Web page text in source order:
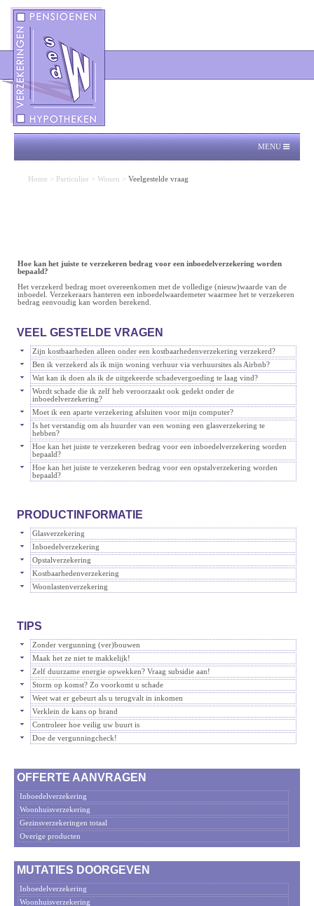
MENU
Home > Particulier > Wonen > Veelgestelde vraag
Hoe kan het juiste te verzekeren bedrag voor een inboedelverzekering worden
bepaald?
Het verzekerd bedrag moet overeenkomen met de volledige (nieuw)waarde van de
inboedel. Verzekeraars hanteren een inboedelwaardemeter waarmee het te verzekeren
bedrag eenvoudig kan worden berekend.
VEEL GESTELDE VRAGEN
Zijn kostbaarheden alleen onder een kostbaarhedenverzekering verzekerd?
Ben ik verzekerd als ik mijn woning verhuur via verhuursites als Airbnb?
Wat kan ik doen als ik de uitgekeerde schadevergoeding te laag vind?
Wordt schade die ik zelf heb veroorzaakt ook gedekt onder de
inboedelverzekering?
Moet ik een aparte verzekering afsluiten voor mijn computer?
Is het verstandig om als huurder van een woning een glasverzekering te
hebben?
Hoe kan het juiste te verzekeren bedrag voor een inboedelverzekering worden
bepaald?
Hoe kan het juiste te verzekeren bedrag voor een opstalverzekering worden
bepaald?
PRODUCTINFORMATIE
Glasverzekering
Inboedelverzekering
Opstalverzekering
Kostbaarhedenverzekering
Woonlastenverzekering
TIPS
Zonder vergunning (ver)bouwen
Maak het ze niet te makkelijk!
Zelf duurzame energie opwekken? Vraag subsidie aan!
Storm op komst? Zo voorkomt u schade
Weet wat er gebeurt als u terugvalt in inkomen
Verklein de kans op brand
Controleer hoe veilig uw buurt is
Doe de vergunningcheck!
OFFERTE AANVRAGEN
Inboedelverzekering
Woonhuisverzekering
Gezinsverzekeringen totaal
Overige producten
MUTATIES DOORGEVEN
Inboedelverzekering
Woonhuisverzekering